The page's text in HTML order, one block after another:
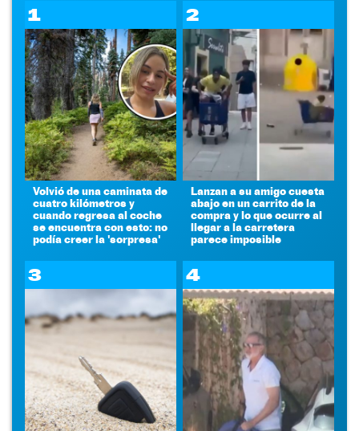
1
Volvió de una caminata de
cuatro kilómetros y
cuando regresa al coche
se encuentra con esto: no
podía creer la 'sorpresa'
2
Lanzan a su amigo cuesta
abajo en un carrito de la
compra y lo que ocurre al
llegar a la carretera
parece imposible
3 4